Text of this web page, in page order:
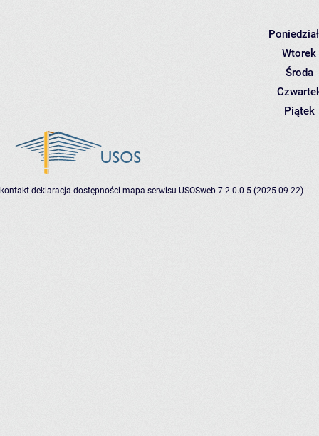
Wtorek
Środa
Piątek
kontakt deklaracja dostępności mapa serwisu USOSweb 7.2.0.0-5 (2025-09-22)